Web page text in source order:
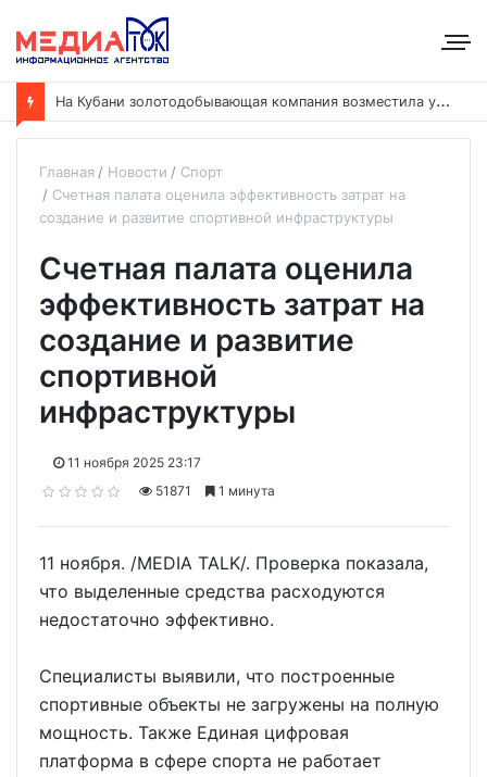
Н
а Кубани золотодобывающая компания возместила ущерб рекам на сумму почти 28 млн рублей
Главная Новости
Спорт
Счетная палата оценила эффективность затрат на
создание и развитие спортивной инфраструктуры
Счетная палата оценила
эффективность затрат на
создание и развитие
спортивной
инфраструктуры
11 ноября 2025 23:17
51871
1 минута
11 ноября. /MEDIA TALK/. Проверка показала,
что выделенные средства расходуются
недостаточно эффективно.
Специалисты выявили, что построенные
спортивные объекты не загружены на полную
мощность. Также Единая цифровая
платформа в сфере спорта не работает